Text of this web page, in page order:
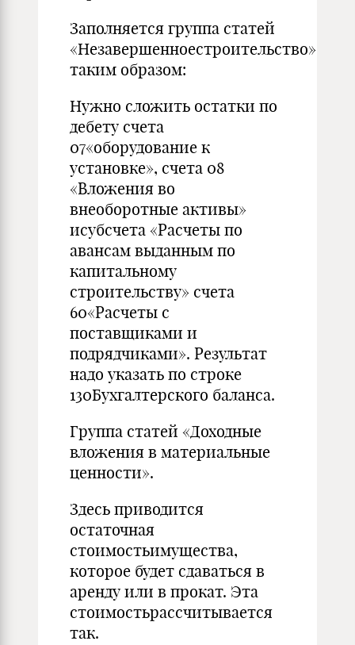
Заполняется группа статей
«Незавершенноестроительство»
таким образом:
Нужно сложить остатки по
дебету счета
07«оборудование к
установке», счета 08
«Вложения во
внеоборотные активы»
исубсчета «Расчеты по
авансам выданным по
капитальному
строительству» счета
60«Расчеты с
поставщиками и
подрядчиками». Результат
надо указать по строке
130Бухгалтерского баланса.
Группа статей «Доходные
вложения в материальные
ценности».
Здесь приводится
остаточная
стоимостьимущества,
которое будет сдаваться в
аренду или в прокат. Эта
стоимостьрассчитывается
так.